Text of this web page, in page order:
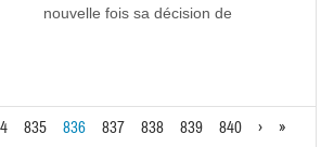
nouvelle fois sa décision de
835 836 837 838 839 840 › »